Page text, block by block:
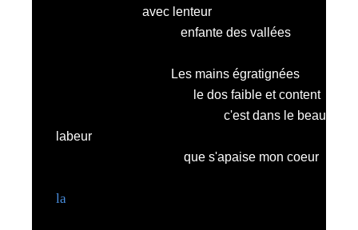
avec lenteur
enfante des vallées
Les mains égratignées
le dos faible et content
c'est dans le beau
labeur
que s'apaise mon coeur
la